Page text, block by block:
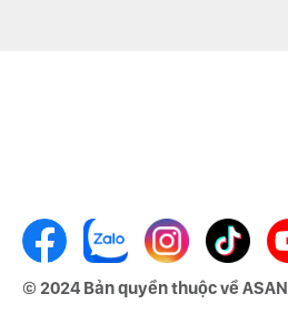
© 2024 Bản quyền thuộc về ASAN